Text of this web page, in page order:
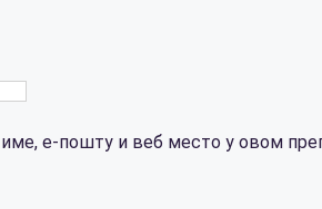
име, е-пошту и веб место у овом